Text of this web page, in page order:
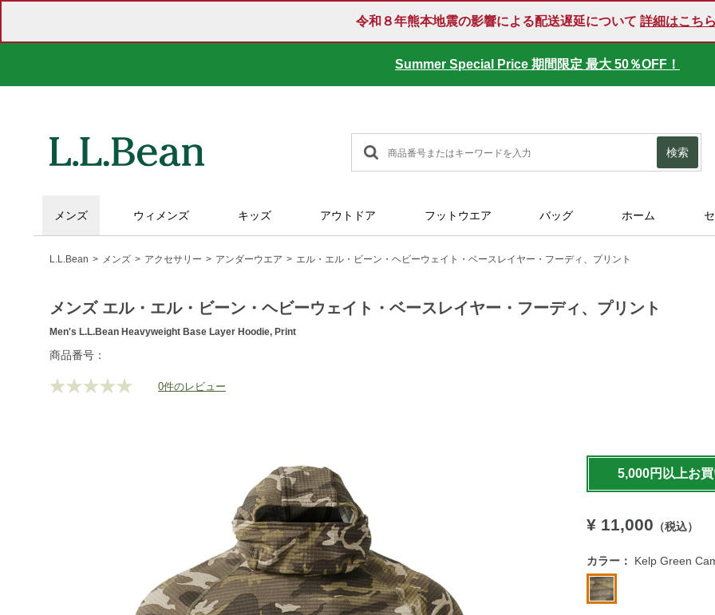
令和８年熊本地震の影響による配送遅延について 詳細はこちら
Summer Special Price 期間限定 最大 50％OFF！
検索
メンズ ウィメンズ キッズ アウトドア フットウエア バッグ ホーム
L.L.Bean メンズ アクセサリー アンダーウエア エル・エル・ビーン・ヘビーウェイト・ベースレイヤー・フーディ、プリント
メンズ エル・エル・ビーン・ヘビーウェイト・ベースレイヤー・フーディ、プリント
Men's L.L.Bean Heavyweight Base Layer Hoodie, Print
https://www.llbean.co.jp/mens/accessories/underwear/g/P129963.html
商品番号：
評
0件のレビュー
5,000円以上お
¥ 11,000 （税込）
カラー： Kelp Green